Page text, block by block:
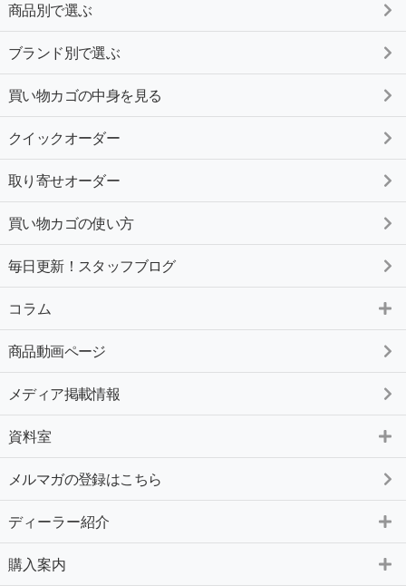
商品別で選ぶ
ブランド別で選ぶ
買い物カゴの中身を見る
クイックオーダー
取り寄せオーダー
買い物カゴの使い方
毎日更新！スタッフブログ
コラム
商品動画ページ
メディア掲載情報
資料室
メルマガの登録はこちら
ディーラー紹介
購入案内